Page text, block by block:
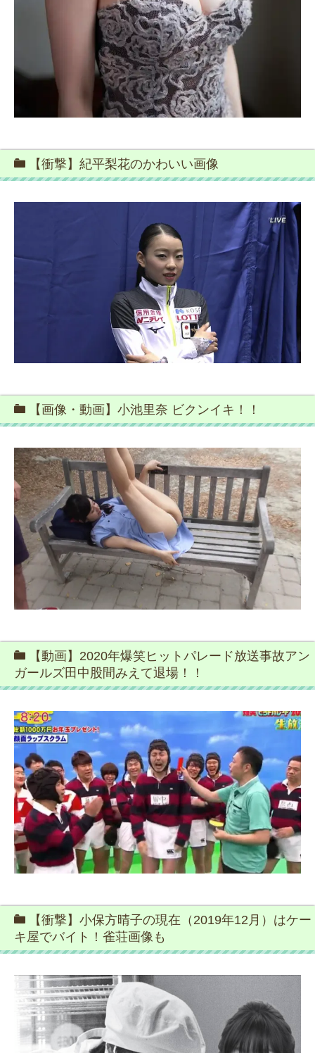
【衝撃】紀平梨花のかわいい画像
【画像・動画】小池里奈 ビクンイキ！！
【動画】2020年爆笑ヒットパレード放送事故アン
ガールズ田中股間みえて退場！！
【衝撃】小保方晴子の現在（2019年12月）はケー
キ屋でバイト！雀荘画像も